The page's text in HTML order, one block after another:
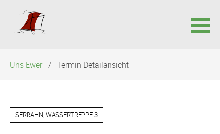
überspringen
Uns Ewer Termin-Detailansicht
SERRAHN, WASSERTREPPE 3